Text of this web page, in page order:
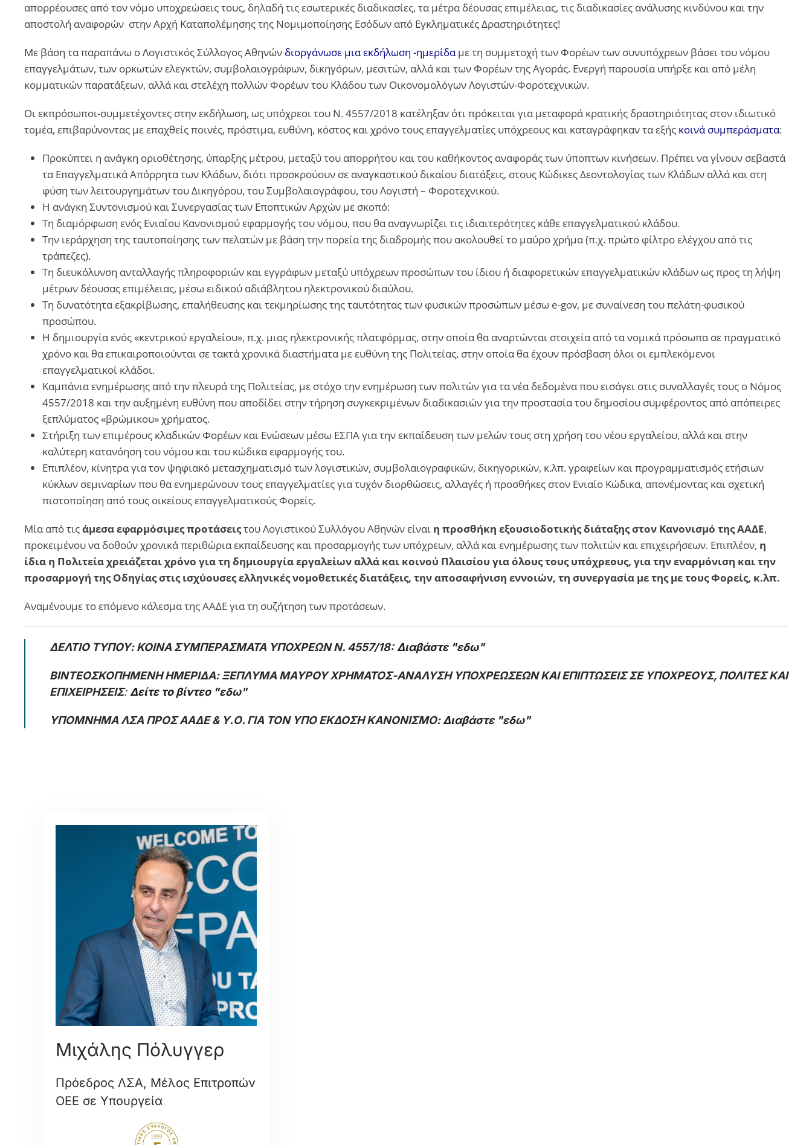
απορρέουσες από τον νόμο υποχρεώσεις τους, δηλαδή τις εσωτερικές διαδικασίες, τα μέτρα δέουσας επιμέλειας, τις διαδικασίες ανάλυσης κινδύνου και την
αποστολή αναφορών στην Αρχή Καταπολέμησης της Νομιμοποίησης Εσόδων από Εγκληματικές Δραστηριότητες!
Με βάση τα παραπάνω ο Λογιστικός Σύλλογος Αθηνών διοργάνωσε μια εκδήλωση -ημερίδαμε τη συμμετοχή των Φορέων των συνυπόχρεων βάσει του νόμου
επαγγελμάτων, των ορκωτών ελεγκτών, συμβολαιογράφων, δικηγόρων, μεσιτών, αλλά και των Φορέων της Αγοράς. Ενεργή παρουσία υπήρξε και από μέλη
κομματικών παρατάξεων, αλλά και στελέχη πολλών Φορέων του Κλάδου των Οικονομολόγων Λογιστών-Φοροτεχνικών.
Οι εκπρόσωποι-συμμετέχοντες στην εκδήλωση, ως υπόχρεοι του Ν. 4557/2018 κατέληξαν ότι πρόκειται για μεταφορά κρατικής δραστηριότητας στον ιδιωτικό
τομέα, επιβαρύνοντας με επαχθείς ποινές, πρόστιμα, ευθύνη, κόστος και χρόνο τους επαγγελματίες υπόχρεους και καταγράφηκαν τα εξής κοινά συμπεράσματα:
Προκύπτει η ανάγκη οριοθέτησης, ύπαρξης μέτρου, μεταξύ του απορρήτου και του καθήκοντος αναφοράς των ύποπτων κινήσεων. Πρέπει να γίνουν σεβαστά
τα Επαγγελματικά Απόρρητα των Κλάδων, διότι προσκρούουν σε αναγκαστικού δικαίου διατάξεις, στους Κώδικες Δεοντολογίας των Κλάδων αλλά και στη
φύση των λειτουργημάτων του Δικηγόρου, του Συμβολαιογράφου, του Λογιστή – Φοροτεχνικού.
Η ανάγκη Συντονισμού και Συνεργασίας των Εποπτικών Αρχών με σκοπό:
Τη διαμόρφωση ενός Ενιαίου Κανονισμού εφαρμογής του νόμου, που θα αναγνωρίζει τις ιδιαιτερότητες κάθε επαγγελματικού κλάδου.
Την ιεράρχηση της ταυτοποίησης των πελατών με βάση την πορεία της διαδρομής που ακολουθεί το μαύρο χρήμα (π.χ. πρώτο φίλτρο ελέγχου από τις
τράπεζες).
Τη διευκόλυνση ανταλλαγής πληροφοριών και εγγράφων μεταξύ υπόχρεων προσώπων του ίδιου ή διαφορετικών επαγγελματικών κλάδων ως προς τη λήψη
μέτρων δέουσας επιμέλειας, μέσω ειδικού αδιάβλητου ηλεκτρονικού διαύλου.
Τη δυνατότητα εξακρίβωσης, επαλήθευσης και τεκμηρίωσης της ταυτότητας των φυσικών προσώπων μέσω e-gov, με συναίνεση του πελάτη-φυσικού
προσώπου.
Η δημιουργία ενός «κεντρικού εργαλείου», π.χ. μιας ηλεκτρονικής πλατφόρμας, στην οποία θα αναρτώνται στοιχεία από τα νομικά πρόσωπα σε πραγματικό
χρόνο και θα επικαιροποιούνται σε τακτά χρονικά διαστήματα με ευθύνη της Πολιτείας, στην οποία θα έχουν πρόσβαση όλοι οι εμπλεκόμενοι
επαγγελματικοί κλάδοι.
Καμπάνια ενημέρωσης από την πλευρά της Πολιτείας, με στόχο την ενημέρωση των πολιτών για τα νέα δεδομένα που εισάγει στις συναλλαγές τους ο Νόμος
4557/2018 και την αυξημένη ευθύνη που αποδίδει στην τήρηση συγκεκριμένων διαδικασιών για την προστασία του δημοσίου συμφέροντος από απόπειρες
ξεπλύματος «βρώμικου» χρήματος.
Στήριξη των επιμέρους κλαδικών Φορέων και Ενώσεων μέσω ΕΣΠΑ για την εκπαίδευση των μελών τους στη χρήση του νέου εργαλείου, αλλά και στην
καλύτερη κατανόηση του νόμου και του κώδικα εφαρμογής του.
Επιπλέον, κίνητρα για τον ψηφιακό μετασχηματισμό των λογιστικών, συμβολαιογραφικών, δικηγορικών, κ.λπ. γραφείων και προγραμματισμός ετήσιων
κύκλων σεμιναρίων που θα ενημερώνουν τους επαγγελματίες για τυχόν διορθώσεις, αλλαγές ή προσθήκες στον Ενιαίο Κώδικα, απονέμοντας και σχετική
πιστοποίηση από τους οικείους επαγγελματικούς Φορείς.
Μία από τιςάμεσα εφαρμόσιμες προτάσειςτου Λογιστικού Συλλόγου Αθηνών είναι η προσθήκη εξουσιοδοτικής διάταξης στον Κανονισμό της ΑΑΔΕ,
προκειμένου να δοθούν χρονικά περιθώρια εκπαίδευσης και προσαρμογής των υπόχρεων, αλλά και ενημέρωσης των πολιτών και επιχειρήσεων. Επιπλέον, η
ίδια η Πολιτεία χρειάζεται χρόνο για τη δημιουργία εργαλείων αλλά και κοινού Πλαισίου για όλους τους υπόχρεους, για την εναρμόνιση και την
προσαρμογή της Οδηγίας στις ισχύουσες ελληνικές νομοθετικές διατάξεις, την αποσαφήνιση εννοιών, τη συνεργασία με της με τους Φορείς, κ.λπ.
Αναμένουμε το επόμενο κάλεσμα της ΑΑΔΕ για τη συζήτηση των προτάσεων.
ΔΕΛΤΙΟ ΤΥΠΟΥ: ΚΟΙΝΑ ΣΥΜΠΕΡΑΣΜΑΤΑ ΥΠΟΧΡΕΩΝ Ν. 4557/18: Διαβάστε "εδω"
ΒΙΝΤΕΟΣΚΟΠΗΜΕΝΗ ΗΜΕΡΙΔΑ: ΞΕΠΛΥΜΑ ΜΑΥΡΟΥ ΧΡΗΜΑΤΟΣ-ΑΝΑΛΥΣΗ ΥΠΟΧΡΕΩΣΕΩΝ ΚΑΙ ΕΠΙΠΤΩΣΕΙΣ ΣΕ ΥΠΟΧΡΕΟΥΣ, ΠΟΛΙΤΕΣ ΚΑΙ
ΕΠΙΧΕΙΡΗΣΕΙΣ: Δείτε το βίντεο "εδω"
ΥΠΟΜΝΗΜΑ ΛΣΑ ΠΡΟΣ ΑΑΔΕ & Υ.Ο. ΓΙΑ ΤΟΝ ΥΠΟ ΕΚΔΟΣΗ ΚΑΝΟΝΙΣΜΟ:Διαβάστε "εδω"
Μιχάλης Πόλυγγερ
Πρόεδρος ΛΣΑ, Μέλος Επιτροπών
ΟΕΕ σε Υπουργεία